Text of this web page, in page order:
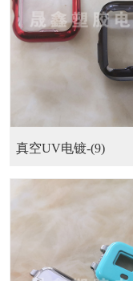
UV喷油系列-(9)